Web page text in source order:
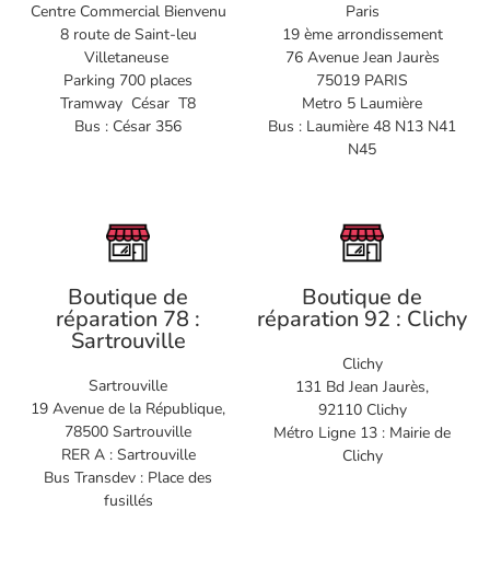
Centre Commercial Bienvenu
8 route de Saint-leu
Villetaneuse
Parking 700 places
Tramway César T8
Bus : César 356
Paris
19 ème arrondissement
76 Avenue Jean Jaurès
75019 PARIS
Metro 5 Laumière
Bus : Laumière 48 N13 N41
N45
Boutique de
réparation 78 :
Sartrouville
Sartrouville
19 Avenue de la République,
78500 Sartrouville
RER A : Sartrouville
Bus Transdev : Place des
fusillés
Boutique de
réparation 92 : Clichy
Clichy
131 Bd Jean Jaurès,
92110 Clichy
Métro Ligne 13 : Mairie de
Clichy